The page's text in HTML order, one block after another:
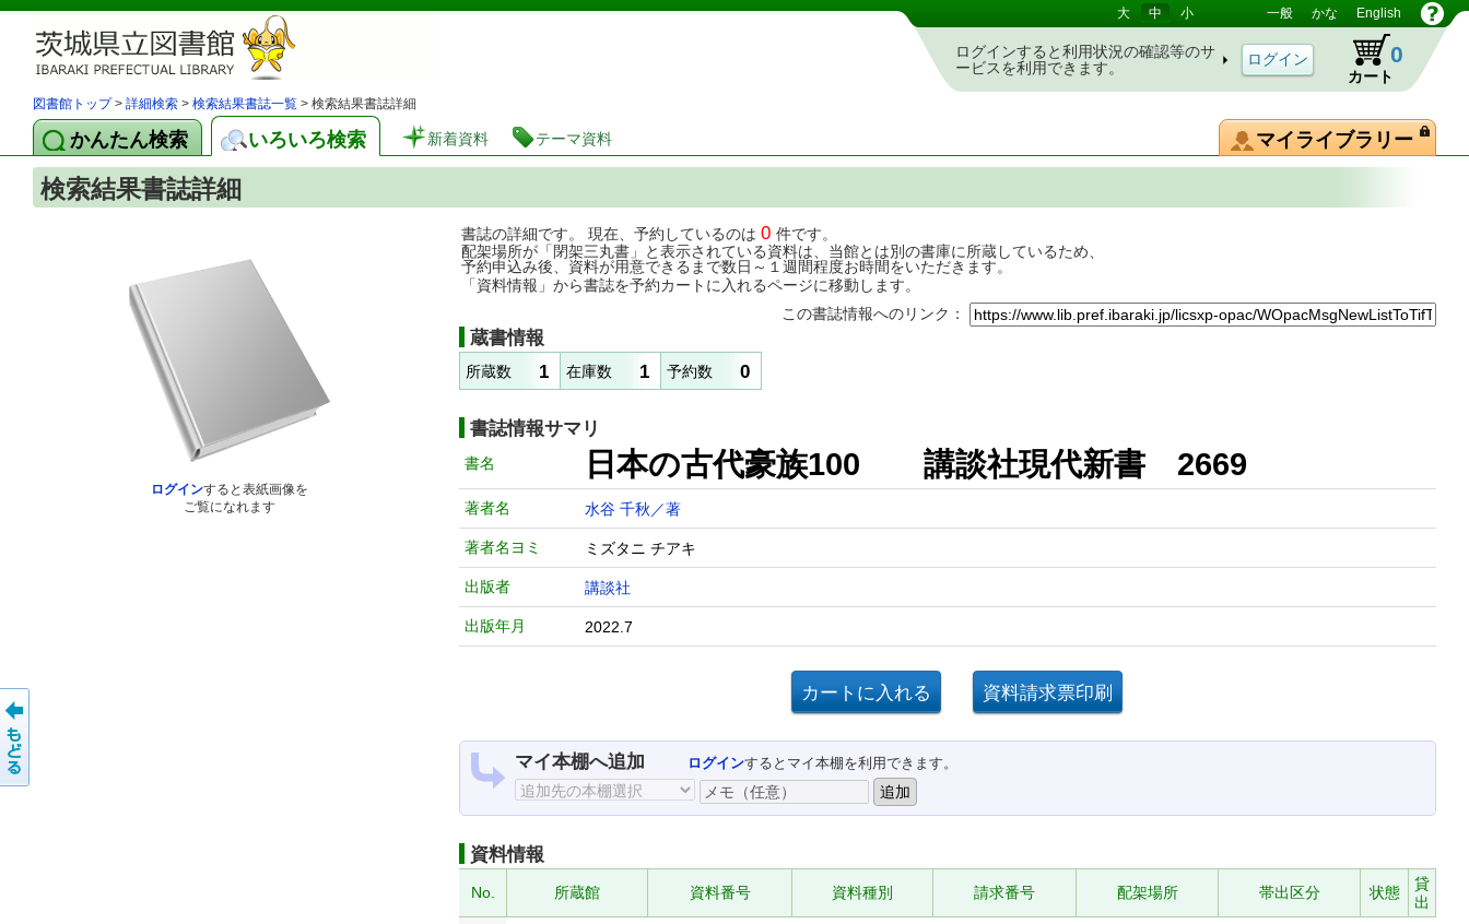
茨城県立図書館 蔵書検索・予約システム 大 中 小 一般 かな English
ログインすると利用状況の確認等のサ
ービスを利用できます。
カート
0
図書館トップ> 詳細検索 > 検索結果書誌一覧 > 検索結果書誌詳細
かんたん検索 いろいろ検索 新着資料 テーマ資料 マイライブラリー
検索結果書誌詳細
ログインすると表紙画像を
ご覧になれます
書誌の詳細です。 現在、予約しているのは 0 件です。
配架場所が「閉架三丸書」と表示されている資料は、当館とは別の書庫に所蔵しているため、
予約申込み後、資料が用意できるまで数日～１週間程度お時間をいただきます。
「資料情報」から書誌を予約カートに入れるページに移動します。
この書誌情報へのリンク：
蔵書情報
所蔵数 1 在庫数 1 予約数 0
書誌情報サマリ
書名 日本の古代豪族100 講談社現代新書 2669
著者名 水谷 千秋／著
著者名ヨミ ミズタニ チアキ
出版者 講談社
出版年月 2022.7
マイ本棚へ追加 ログインするとマイ本棚を利用できます。
資料情報
No. 所蔵館 資料番号 資料種別 請求番号 配架場所 帯出区分 状態
貸
出